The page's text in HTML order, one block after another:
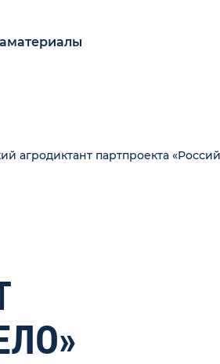
агродиктант партпроекта